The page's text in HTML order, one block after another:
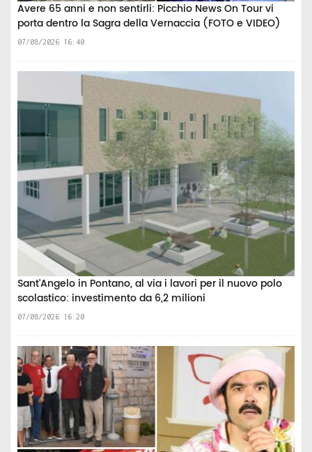
Avere 65 anni e non sentirli: Picchio News On Tour vi
porta dentro la Sagra della Vernaccia (FOTO e VIDEO)
07/08/2026 16:40
Sant'Angelo in Pontano, al via i lavori per il nuovo polo
scolastico: investimento da 6,2 milioni
07/08/2026 16:20